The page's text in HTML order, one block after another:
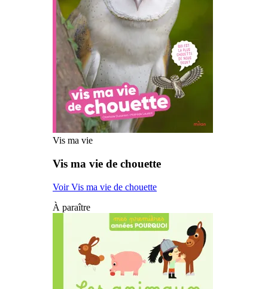
Vis ma vie
Vis ma vie de chouette
Voir Vis ma vie de chouette
À paraître